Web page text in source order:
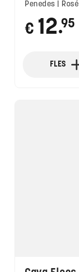
Penedes |
€ 12 ●
95
FLES